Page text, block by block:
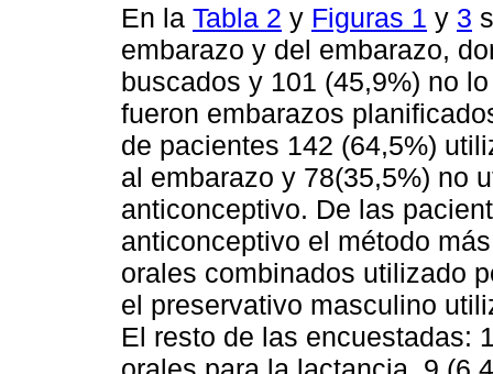
En la Tabla 2 y Figuras 1 y 3
embarazo y del embarazo,
buscados y 101 (45,9%) no
fueron embarazos
de pacientes 142 (64,5%)
al embarazo y 78(35,5%) no
anticonceptivo. De las
anticonceptivo el método
orales combinados utilizado
el preservativo masculino
El resto de las encuestadas: